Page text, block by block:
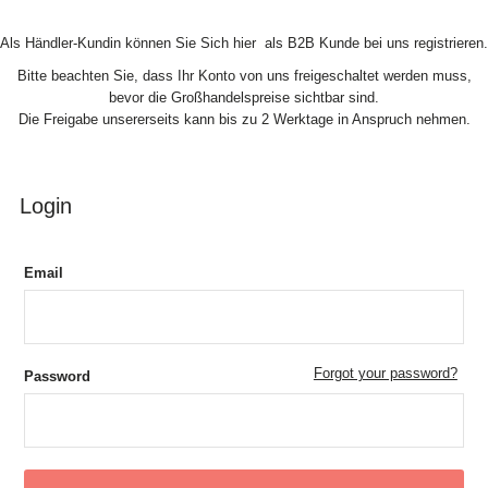
Als Händler-Kundin können Sie Sich hier als B2B Kunde bei uns registrieren.
Bitte beachten Sie, dass Ihr Konto von uns freigeschaltet werden muss,
bevor die Großhandelspreise sichtbar sind.
Die Freigabe unsererseits kann bis zu 2 Werktage in Anspruch nehmen.
Login
Email
Password Forgot your password?